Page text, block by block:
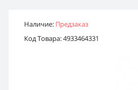
Наличие: Предзаказ
Код Товара: 4933464331